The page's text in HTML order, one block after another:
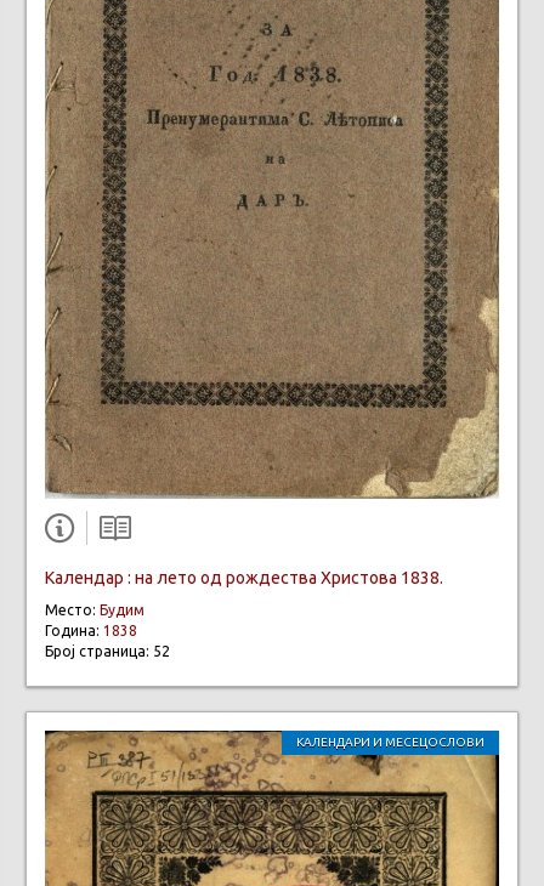
Календар : на лето од рождества Христова 1838.
Место: Будим
Година: 1838
Број страница: 52
КАЛЕНДАРИ И МЕСЕЦОСЛОВИ